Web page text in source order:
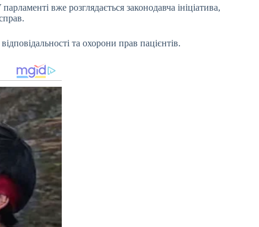
вже розглядається законодавча ініціатива,
та охорони прав пацієнтів.